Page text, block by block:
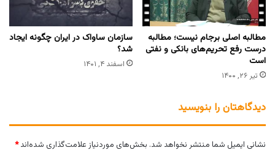
مطالبه اصلی برجام نیست؛ مطالبه
درست رفع تحریم‌های بانکی و نفتی
است
تیر ۲۶, ۱۴۰۰
سازمان ساواک در ایران چگونه ایجاد
شد؟
اسفند ۴, ۱۴۰۱
دیدگاهتان را بنویسید
نشانی ایمیل شما منتشر نخواهد شد. بخش‌های موردنیاز علامت‌گذاری شده‌اند*